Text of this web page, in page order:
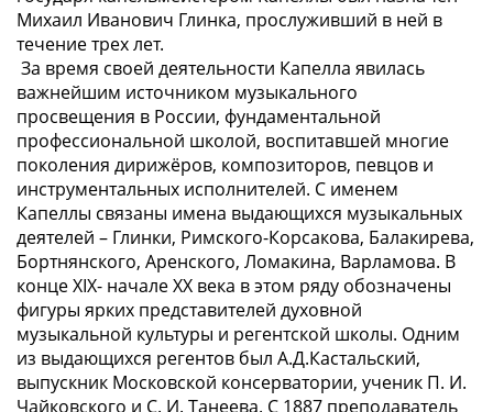
Михаил Иванович Глинка, прослуживший в ней в
течение трех лет.
За время своей деятельности Капелла явилась
важнейшим источником музыкального
просвещения в России, фундаментальной
профессиональной школой, воспитавшей многие
поколения дирижёров, композиторов, певцов и
инструментальных исполнителей. С именем
Капеллы связаны имена выдающихся музыкальных
деятелей – Глинки, Римского-Корсакова, Балакирева,
Бортнянского, Аренского, Ломакина, Варламова. В
конце ХIХ- начале ХХ века в этом ряду обозначены
фигуры ярких представителей духовной
музыкальной культуры и регентской школы. Одним
из выдающихся регентов был А.Д.Кастальский,
выпускник Московской консерватории, ученик П. И.
Чайковского и С. И. Танеева. С 1887 преподаватель